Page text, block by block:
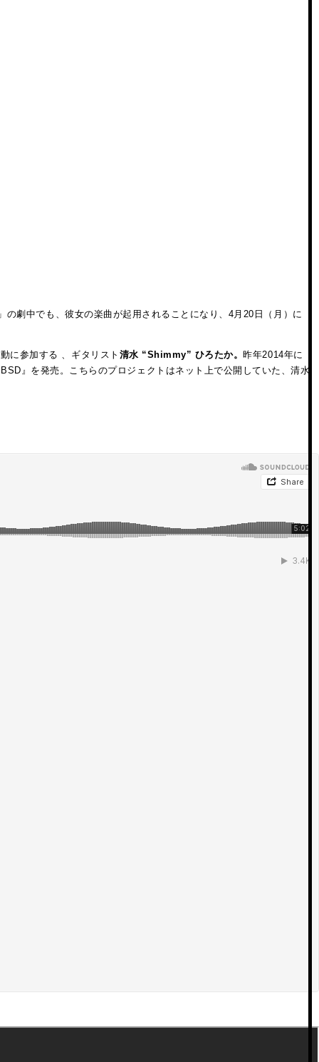
劇中でも、彼女の楽曲が起用されることになり、4月20日（月）に
に参加する 、ギタリスト 清水 “Shimmy” ひろたか。昨年2014年に
』を発売。こちらのプロジェクトはネット上で公開していた、清水